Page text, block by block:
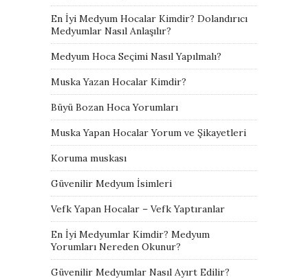
En İyi Medyum Hocalar Kimdir? Dolandırıcı
Medyumlar Nasıl Anlaşılır?
Medyum Hoca Seçimi Nasıl Yapılmalı?
Muska Yazan Hocalar Kimdir?
Büyü Bozan Hoca Yorumları
Muska Yapan Hocalar Yorum ve Şikayetleri
Koruma muskası
Güvenilir Medyum İsimleri
Vefk Yapan Hocalar – Vefk Yaptıranlar
En İyi Medyumlar Kimdir? Medyum
Yorumları Nereden Okunur?
Güvenilir Medyumlar Nasıl Ayırt Edilir?